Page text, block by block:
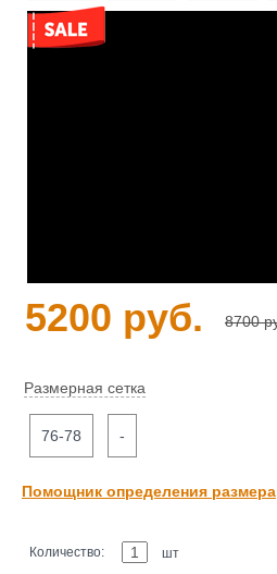
5200 руб. 8700
Размерная сетка
76-78 -
Помощник определения размера
Количество: шт